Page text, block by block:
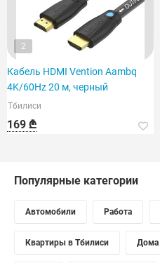
2
Кабель HDMI Vention Aambq
4K/60Hz 20 м, черный
Тбилиси
169 ₾
Популярные категории
Автомобили Работа
Квартиры в Тбилиси Дома